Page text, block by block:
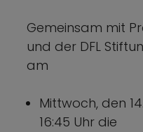
Gemeinsam mit
und der DFL
am
Mittwoch, den
16:45 Uhr die